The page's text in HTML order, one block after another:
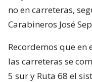
no en carreteras,
Carabineros José
Recordemos que en
las carreteras se
5 sur y Ruta 68 el